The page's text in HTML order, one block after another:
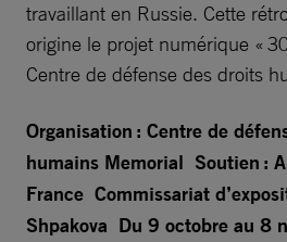
travaillant en Russie. Cette
origine le projet numérique «
Centre de défense des droits
Organisation : Centre de
humains Memorial Soutien :
France Commissariat
Shpakova Du 9 octobre au 8